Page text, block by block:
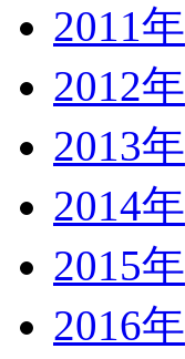
2011年
2012年
2013年
2014年
2015年
2016年